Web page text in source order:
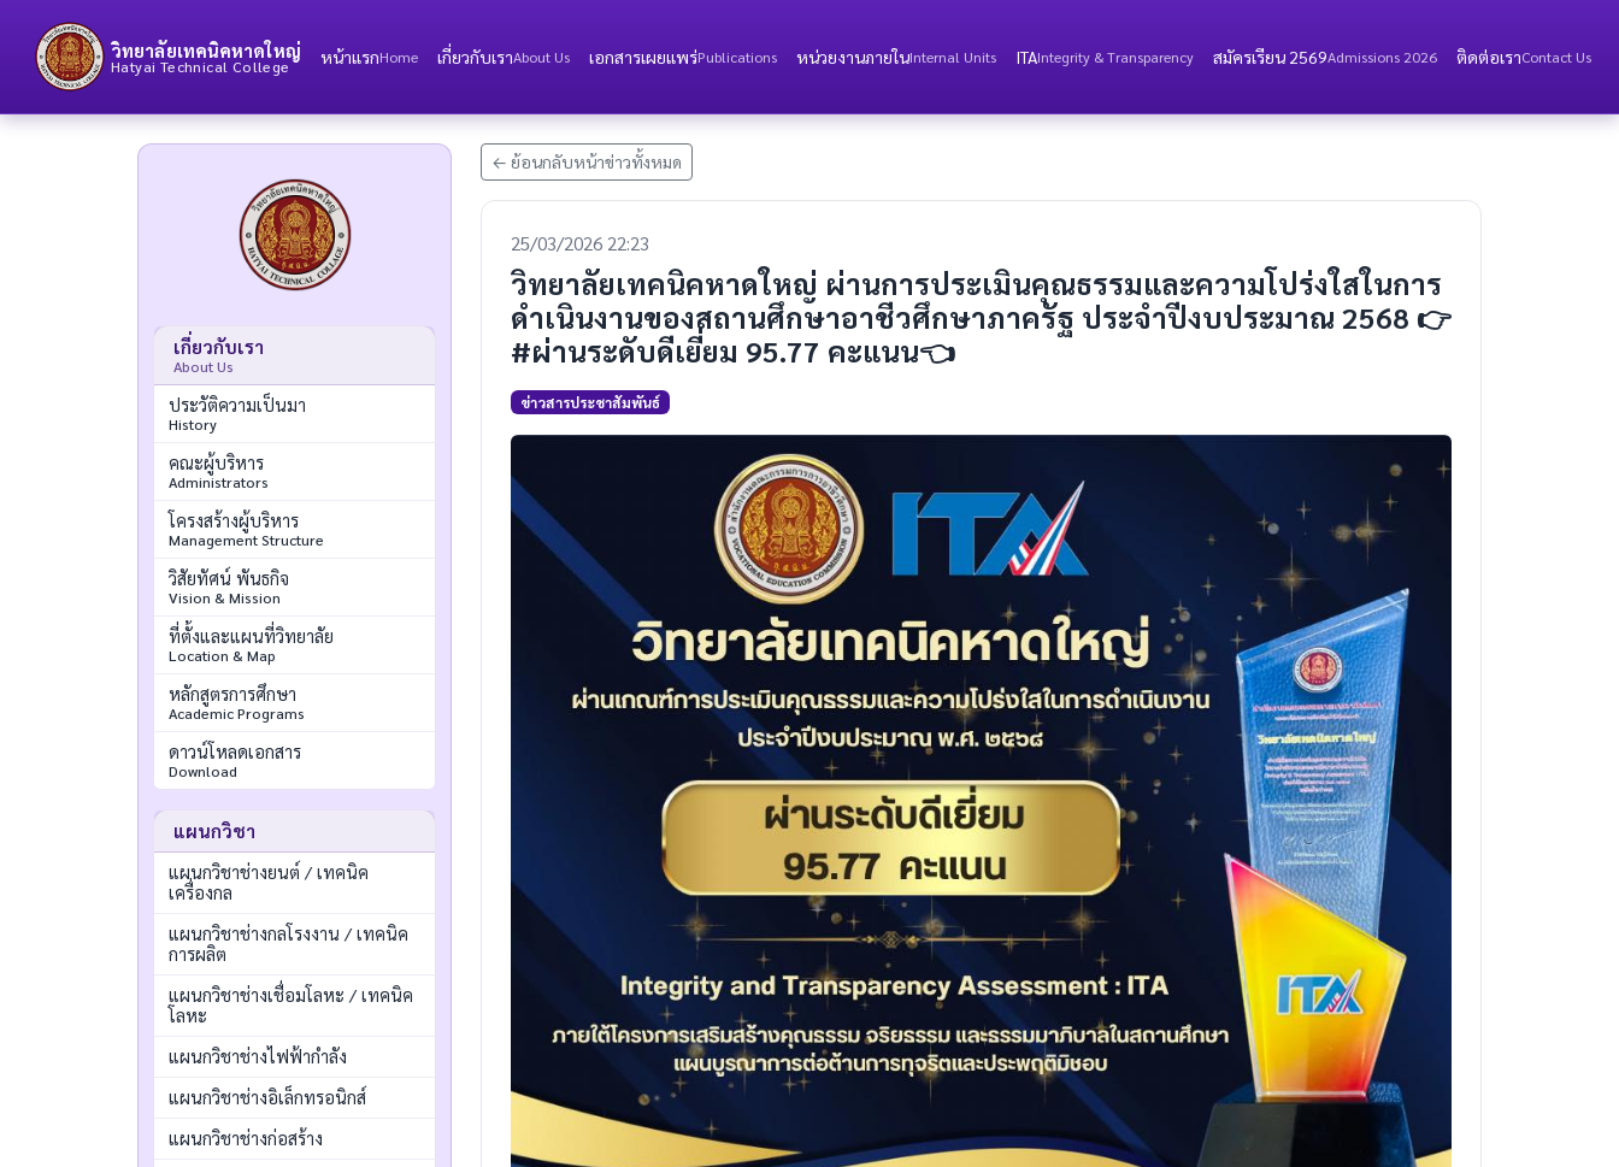
วิทยาลัยเทคนิคหาดใหญ่
Hatyai Technical College หน้าแรกHome เกี่ยวกับเราAbout Us เอกสารเผยแพร่Publications หน่วยงานภายในInternal Units ITAIntegrity & Transparency สมัครเรียน 2569Admissions 2026 ติดต่อเราContact Us
เกี่ยวกับเรา
About Us
ประวัติความเป็นมา
History
คณะผู้บริหาร
Administrators
โครงสร้างผู้บริหาร
Management Structure
วิสัยทัศน์ พันธกิจ
Vision & Mission
ที่ตั้งและแผนที่วิทยาลัย
Location & Map
หลักสูตรการศึกษา
Academic Programs
ดาวน์โหลดเอกสาร
Download
แผนกวิชา
แผนกวิชาช่างยนต์ / เทคนิค
เครื่องกล
แผนกวิชาช่างกลโรงงาน / เทคนิค
การผลิต
แผนกวิชาช่างเชื่อมโลหะ / เทคนิค
โลหะ
แผนกวิชาช่างไฟฟ้ากำลัง
แผนกวิชาช่างอิเล็กทรอนิกส์
แผนกวิชาช่างก่อสร้าง
← ย้อนกลับหน้าข่าวทั้งหมด
25/03/2026 22:23
วิทยาลัยเทคนิคหาดใหญ่ ผ่านการประเมินคุณธรรมและความโปร่งใสในการ
ดำเนินงานของสถานศึกษาอาชีวศึกษาภาครัฐ ประจำปีงบประมาณ 2568 👉
#ผ่านระดับดีเยี่ยม 95.77 คะแนน👈
ข่าวสารประชาสัมพันธ์